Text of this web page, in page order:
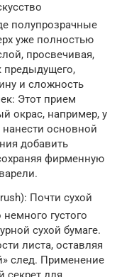
полупрозрачные
уже полностью
просвечивая,
предыдущего,
и сложность
Этот прием
окрас, например, у
основной
добавить
фирменную
Почти сухой
густого
сухой бумаге.
листа, оставляя
след. Применение